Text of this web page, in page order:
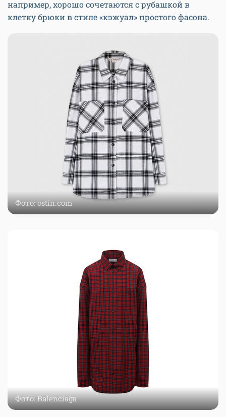
например, хорошо сочетаются с рубашкой в
клетку брюки в стиле «кэжуал» простого фасона.
Фото: ostin.com
Фото: Balenciaga